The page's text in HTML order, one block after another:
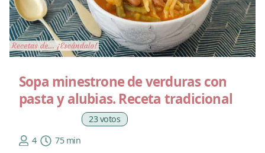
Sopa minestrone de verduras con
pasta y alubias. Receta tradicional
23 votos
4
75 min